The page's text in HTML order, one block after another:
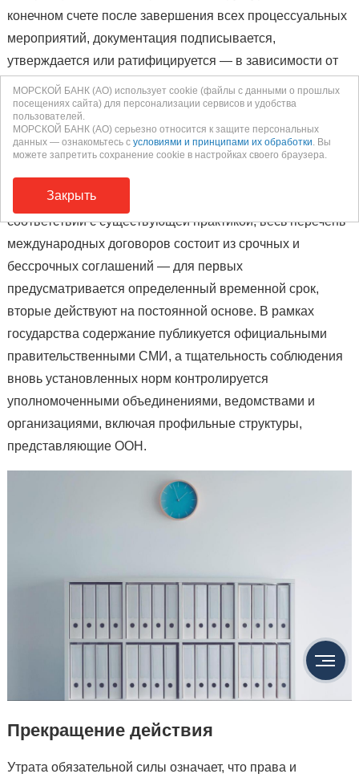
конечном счете после завершения всех процессуальных
мероприятий, документация подписывается,
утверждается или ратифицируется — в зависимости от
специфики.
Исполнение обязательств
С момента ратификации международно-правовой акт
считается вступившим в законную силу, а его экземпляр
передается депозитарию, отвечающему за хранение. В
соответствии с существующей практикой, весь перечень
международных договоров состоит из срочных и
бессрочных соглашений — для первых
предусматривается определенный временной срок,
вторые действуют на постоянной основе. В рамках
государства содержание публикуется официальными
правительственными СМИ, а тщательность соблюдения
вновь установленных норм контролируется
уполномоченными объединениями, ведомствами и
организациями, включая профильные структуры,
представляющие ООН.
Прекращение действия
Утрата обязательной силы означает, что права и
МОРСКОЙ БАНК (АО) использует cookie (файлы с данными о прошлых
посещениях сайта) для персонализации сервисов и удобства
пользователей.
МОРСКОЙ БАНК (АО) серьезно относится к защите персональных
данных — ознакомьтесь с условиями и принципами их обработки. Вы
можете запретить сохранение cookie в настройках своего браузера.
Закрыть